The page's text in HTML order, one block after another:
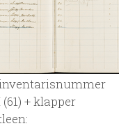
+ klapper